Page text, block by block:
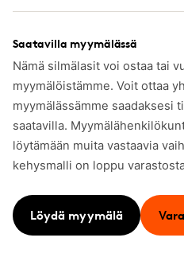
Saatavilla myymälässä
Nämä silmälasit voi ostaa tai
myymälöistämme. Voit ottaa
myymälässämme saadaksesi
saatavilla.
löytämään muita vastaavia
kehysmalli on loppu
Löydä myymälä